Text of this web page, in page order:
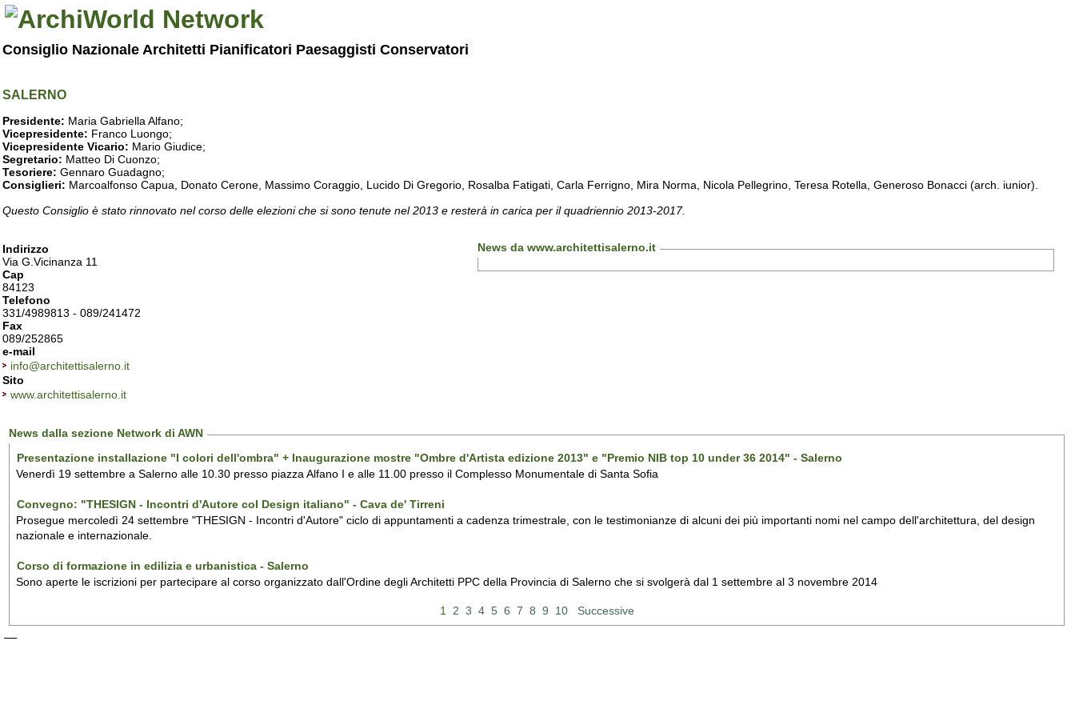
Consiglio Nazionale Architetti Pianificatori Paesaggisti Conservatori
SALERNO
Presidente: Maria Gabriella Alfano;
Vicepresidente: Franco Luongo;
Vicepresidente Vicario: Mario Giudice;
Segretario: Matteo Di Cuonzo;
Tesoriere: Gennaro Guadagno;
Consiglieri: Marcoalfonso Capua, Donato Cerone, Massimo Coraggio, Lucido Di Gregorio, Rosalba Fatigati, Carla Ferrigno, Mira Norma, Nicola Pellegrino, Teresa Rotella, Generoso Bonacci (arch. iunior).
Questo Consiglio è stato rinnovato nel corso delle elezioni che si sono tenute nel 2013 e resterà in carica per il quadriennio 2013-2017.
Indirizzo
Via G.Vicinanza 11
Cap
84123
Telefono
331/4989813 - 089/241472
Fax
089/252865
e-mail
info@architettisalerno.it
Sito
www.architettisalerno.it
News da www.architettisalerno.it
News dalla sezione Network di AWN
Presentazione installazione "I colori dell'ombra" + Inaugurazione mostre "Ombre d'Artista edizione 2013" e "Premio NIB top 10 under 36 2014" - Salerno
Venerdì 19 settembre a Salerno alle 10.30 presso piazza Alfano I e alle 11.00 presso il Complesso Monumentale di Santa Sofia
Convegno: "THESIGN - Incontri d'Autore col Design italiano" - Cava de' Tirreni
Prosegue mercoledì 24 settembre "THESIGN - Incontri d'Autore" ciclo di appuntamenti a cadenza trimestrale, con le testimonianze di alcuni dei più importanti nomi nel campo dell'architettura, del design
nazionale e internazionale.
Corso di formazione in edilizia e urbanistica - Salerno
Sono aperte le iscrizioni per partecipare al corso organizzato dall'Ordine degli Architetti PPC della Provincia di Salerno che si svolgerà dal 1 settembre al 3 novembre 2014
1 2 3 4 5 6 7 8 9 10 Successive